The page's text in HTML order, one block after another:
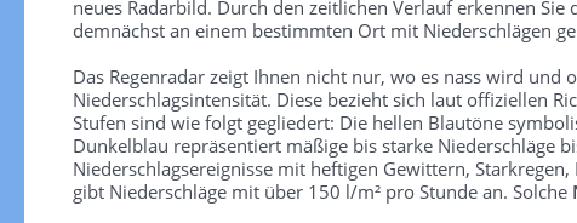
neues Radarbild. Durch den zeitlichen Verlauf erkennen
demnächst an einem bestimmten Ort mit Niederschlägen
Das Regenradar zeigt Ihnen nicht nur, wo es nass wird
Niederschlagsintensität. Diese bezieht sich laut offiziellen
Stufen sind wie folgt gegliedert: Die hellen Blautöne
Dunkelblau repräsentiert mäßige bis starke Niederschläge
Niederschlagsereignisse mit heftigen Gewittern,
gibt Niederschläge mit über 150 l/m² pro Stunde an. Solche